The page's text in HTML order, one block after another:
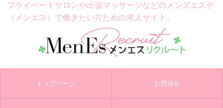
プライベートサロンや出張マッサージなどの メンズエステ
（メンエス）で働きたい方ための求人サイト。
トップページ お問合せ